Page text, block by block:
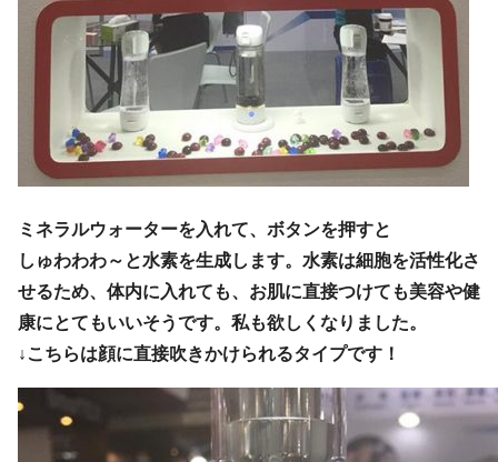
ミネラルウォーターを入れて、ボタンを押すと
しゅわわわ～と水素を生成します。水素は細胞を活性化さ
せるため、体内に入れても、お肌に直接つけても美容や健
康にとてもいいそうです。私も欲しくなりました。
↓こちらは顔に直接吹きかけられるタイプです！